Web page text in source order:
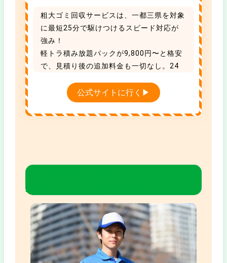
粗大ゴミ回収サービスは、一都三県を対象
に最短25分で駆けつけるスピード対応が
強み！
軽トラ積み放題パックが9,800円〜と格安
で、見積り後の追加料金も一切なし。24
引っ越し割引や家電買取もあり、タイパも
コスパも抜群な地域No.1の優良業者です。
公式サイトに行く▶
ゴミ屋敷片付けのプログレスはどんな
業者？【口コミでは高評価！】